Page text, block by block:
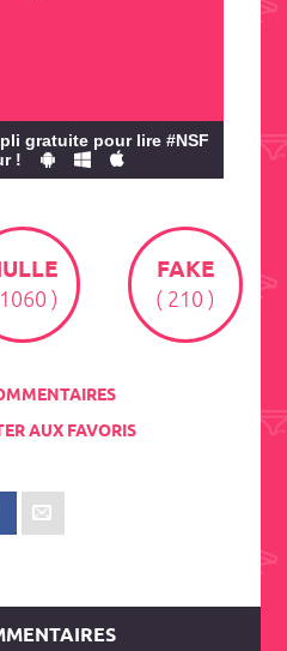
gratuite pour lire #NSF
!
)
FAKE
( 210 )
AUX FAVORIS